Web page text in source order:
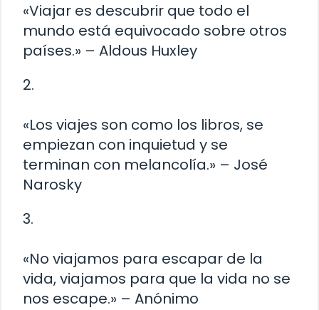
«Viajar es descubrir que todo el
mundo está equivocado sobre otros
países.» – Aldous Huxley
2.
«Los viajes son como los libros, se
empiezan con inquietud y se
terminan con melancolía.» – José
Narosky
3.
«No viajamos para escapar de la
vida, viajamos para que la vida no se
nos escape.» – Anónimo